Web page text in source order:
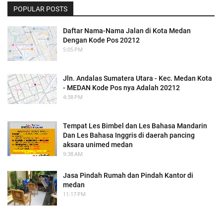
POPULAR POSTS
Daftar Nama-Nama Jalan di Kota Medan
Dengan Kode Pos 20212
5:05 PM
Jln. Andalas Sumatera Utara - Kec. Medan Kota
- MEDAN Kode Pos nya Adalah 20212
4:38 PM
Tempat Les Bimbel dan Les Bahasa Mandarin
Dan Les Bahasa Inggris di daerah pancing
aksara unimed medan
9:38 AM
Jasa Pindah Rumah dan Pindah Kantor di
medan
11:17 PM